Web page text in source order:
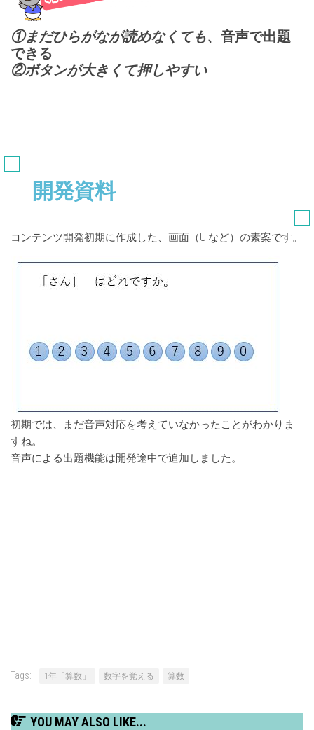
①まだひらがなが読めなくても、 音声で出題
できる
②ボタンが大きくて押しやすい
開発資料
コンテンツ開発初期に作成した、画面（UIなど）の素案です。
初期では、まだ音声対応を考えていなかったことがわかりま
すね。
音声による出題機能は開発途中で追加しました。
Tags: 1年「算数」 数字を覚える 算数
YOU MAY ALSO LIKE...